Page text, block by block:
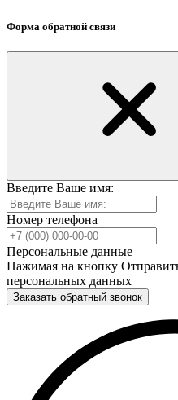
Форма обратной связи
Введите Ваше имя:
Номер телефона
Персональные данные
Нажимая на кнопку
персональных данных
Заказать обратный звонок